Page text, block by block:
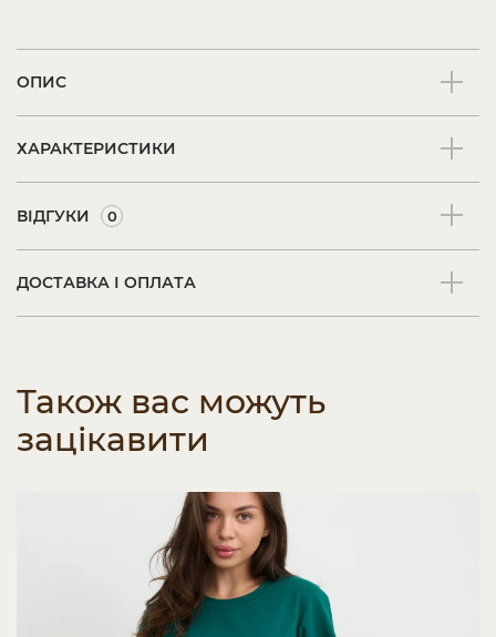
ОПИС
ХАРАКТЕРИСТИКИ
ВІДГУКИ 0
ДОСТАВКА І ОПЛАТА
Також вас можуть
зацікавити